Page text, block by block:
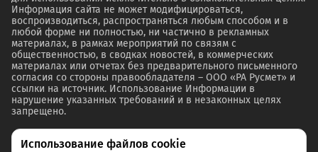
Информация сайта не может модифицироваться,
воспроизводиться, распространяться любым способом и в
любой форме ни полностью, ни частично в рекламных
материалах, в рамках мероприятий по связям с
общественностью, в сводках новостей, в коммерческих
материалах или отчетах без предварительного письменного
согласия со стороны правообладателя – ООО «РА Русмет» и
ссылки на источник. Использование Информации в
нарушение указанных требований и в незаконных целях
запрещено.
Использование файлов cookie